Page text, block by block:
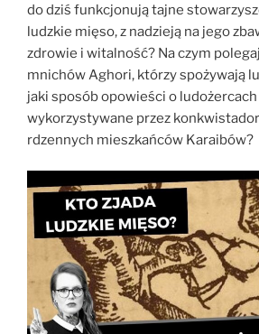
do dziś funkcjonują tajne
ludzkie mięso, z nadzieją na jego
zdrowie i witalność? Na czym
mnichów Aghori, którzy spożywają
jaki sposób opowieści o ludożercach
wykorzystywane przez
rdzennych mieszkańców Karaibów?